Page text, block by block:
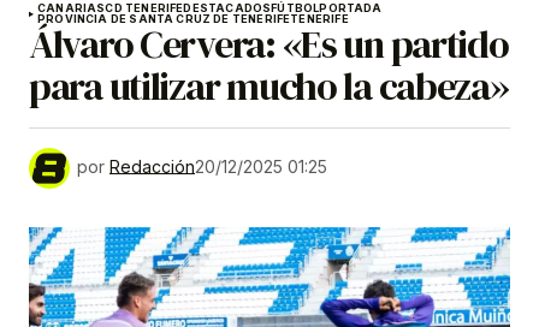
CANARIASCD TENERIFEDESTACADOSFÚTBOLPORTADA
PROVINCIA DE SANTA CRUZ DE TENERIFETENERIFE
Álvaro Cervera: «Es un partido
para utilizar mucho la cabeza»
por Redacción20/12/2025 01:25